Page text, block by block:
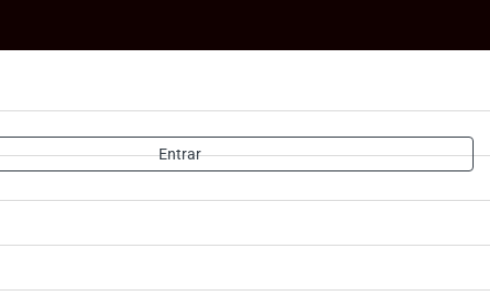
Entrar